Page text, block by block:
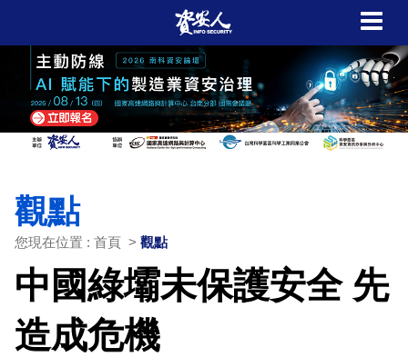
觀點
您現在位置 : 首頁 > 觀點
中國綠壩未保護安全 先
造成危機